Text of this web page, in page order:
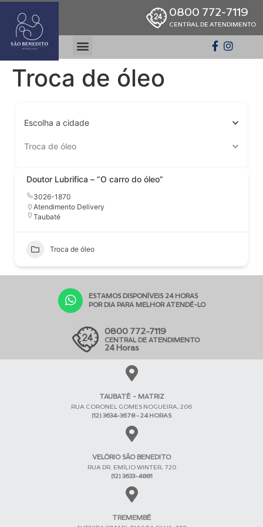
0800 772-7119
CENTRAL DE ATENDIMENTO
Troca de óleo
Escolha a cidade
Troca de óleo
Doutor Lubrifica – “O carro do óleo”
3026-1870
Atendimento Delivery
Taubaté
Troca de óleo
ESTAMOS DISPONÍVEIS 24 HORAS
POR DIA PARA MELHOR ATENDÊ-LO
0800 772-7119
CENTRAL DE ATENDIMENTO
24 Horas
TAUBATÉ - MATRIZ
RUA CORONEL GOMES NOGUEIRA, 206
(12) 3634-3678 - 24 HORAS
VELÓRIO SÃO BENEDITO
RUA DR. EMÍLIO WINTER, 720
(12) 3633-4881
TREMEMBÉ